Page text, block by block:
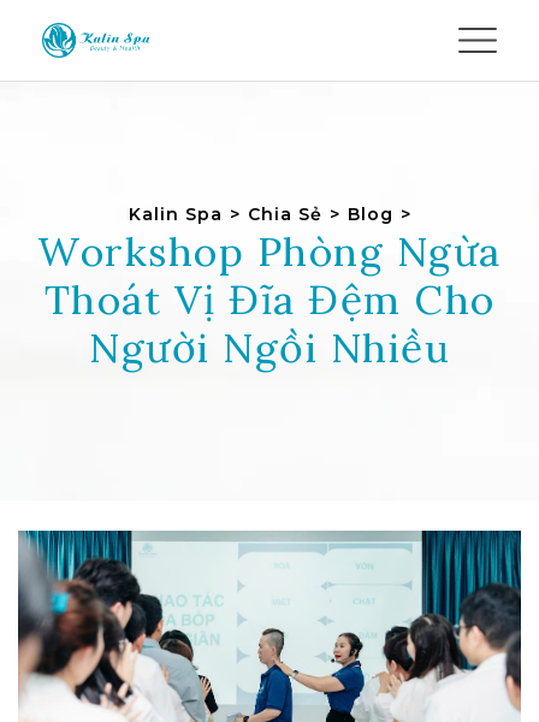
Kalin Spa > Chia Sẻ > Blog >
Workshop Phòng Ngừa
Thoát Vị Đĩa Đệm Cho
Người Ngồi Nhiều